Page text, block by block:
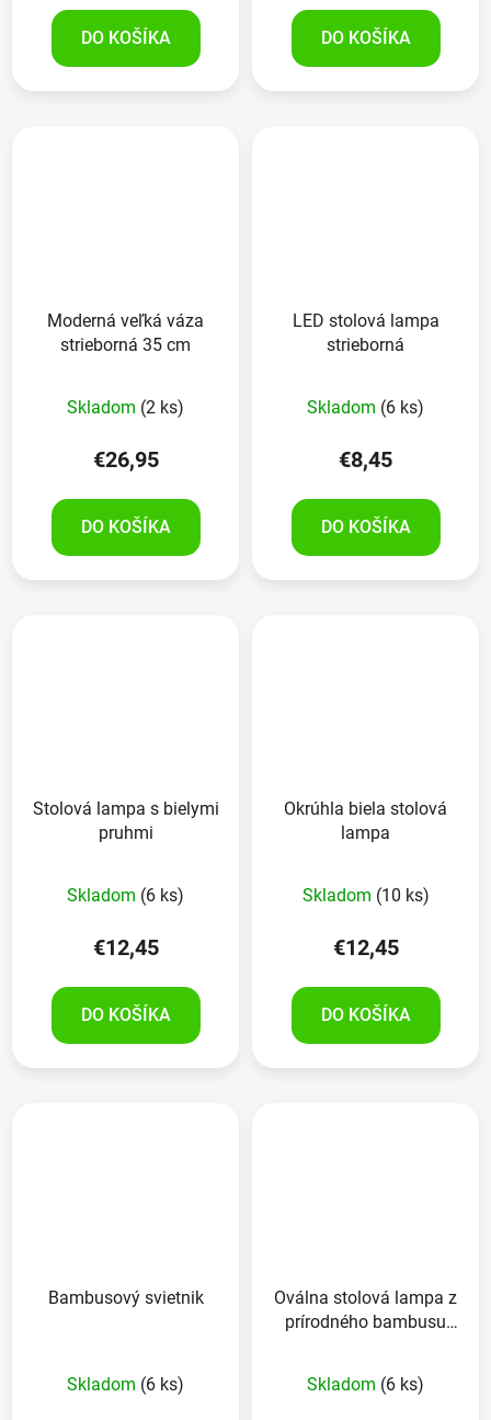
DO KOŠÍKA DO KOŠÍKA
Moderná veľká váza
strieborná 35 cm
Skladom (2 ks)
€26,95
DO KOŠÍKA
LED stolová lampa
strieborná
Skladom (6 ks)
€8,45
DO KOŠÍKA
Stolová lampa s bielymi
pruhmi
Skladom (6 ks)
€12,45
DO KOŠÍKA
Okrúhla biela stolová
lampa
Skladom (10 ks)
€12,45
DO KOŠÍKA
Bambusový svietnik
Skladom (6 ks)
Oválna stolová lampa z
prírodného bambusu
Skladom (6 ks)